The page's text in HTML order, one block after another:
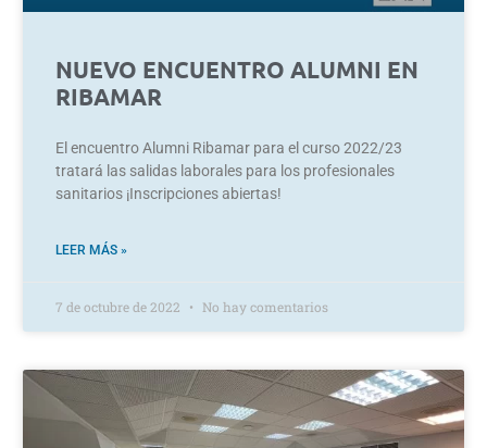
NUEVO ENCUENTRO ALUMNI EN
RIBAMAR
El encuentro Alumni Ribamar para el curso 2022/23
tratará las salidas laborales para los profesionales
sanitarios ¡Inscripciones abiertas!
LEER MÁS »
7 de octubre de 2022 No hay comentarios